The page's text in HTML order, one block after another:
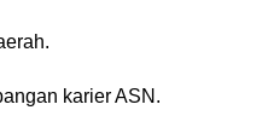
karier ASN.